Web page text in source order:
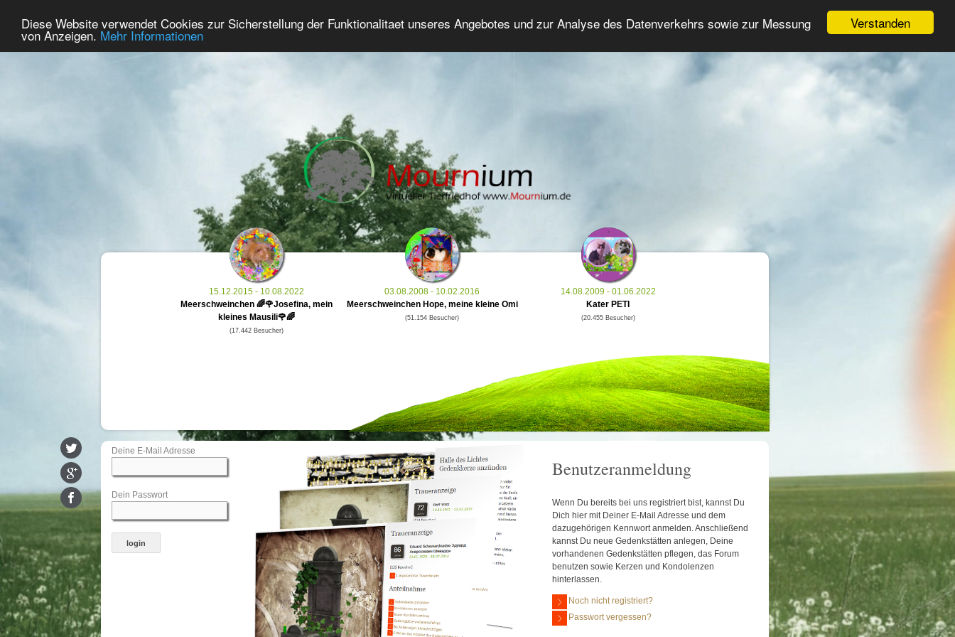
Verstanden
Diese Website verwendet Cookies zur Sicherstellung der Funktionalitaet unseres Angebotes und zur Analyse des Datenverkehrs sowie zur Messung
von Anzeigen. Mehr Informationen
Home Premium Gedenken Tierforum Erweiterte Suche Anmelden
15.12.2015 - 10.08.2022
Meerschweinchen 🌈🌹Josefina, mein
kleines Mausili🌹🌈
(17.442 Besucher)
03.08.2008 - 10.02.2016
Meerschweinchen Hope, meine kleine Omi
(51.154 Besucher)
14.08.2009 - 01.06.2022
Kater PETI
(20.455 Besucher)
Deine E-Mail Adresse
Dein Passwort
Benutzeranmeldung
Wenn Du bereits bei uns registriert bist, kannst Du
Dich hier mit Deiner E-Mail Adresse und dem
dazugehörigen Kennwort anmelden. Anschließend
kannst Du neue Gedenkstätten anlegen, Deine
vorhandenen Gedenkstätten pflegen, das Forum
benutzen sowie Kerzen und Kondolenzen
hinterlassen.
Noch nicht registriert?
Passwort vergessen?